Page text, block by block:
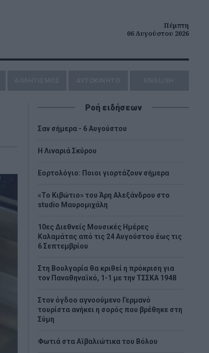
Πέμπτη
06 Αυγούστου 2026
Ροή ειδήσεων
Σαν σήμερα - 6 Αυγούστου
H Λιναριά Σκύρου
Εορτολόγιο: Ποιοι γιορτάζουν σήμερα
«Το Κιβώτιο» του Άρη Αλεξάνδρου στο
studio Μαυρομιχάλη
10ες Διεθνείς Μουσικές Ημέρες
Καλαμάτας από τις 24 Αυγούστου έως τις
6 Σεπτεμβρίου
Στη Βουλγαρία θα κριθεί η πρόκριση για
τον Παναθηναϊκό, 1-1 με την ΤΣΣΚΑ 1948
Στον όγδοο αγνοούμενο Γερμανό
τουρίστα ανήκει η σορός που βρέθηκε στη
Σύμη
Φωτιά στα Αϊβαλιώτικα του Βόλου